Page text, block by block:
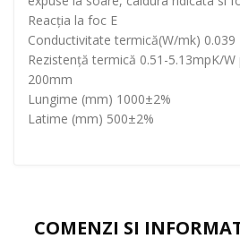
Reacția la foc E
Conductivitate termică(W/mk) 0.039
Rezistență termică 0.51-5.13mpK/
200mm
Lungime (mm) 1000±2%
Latime (mm) 500±2%
COMENZI SI